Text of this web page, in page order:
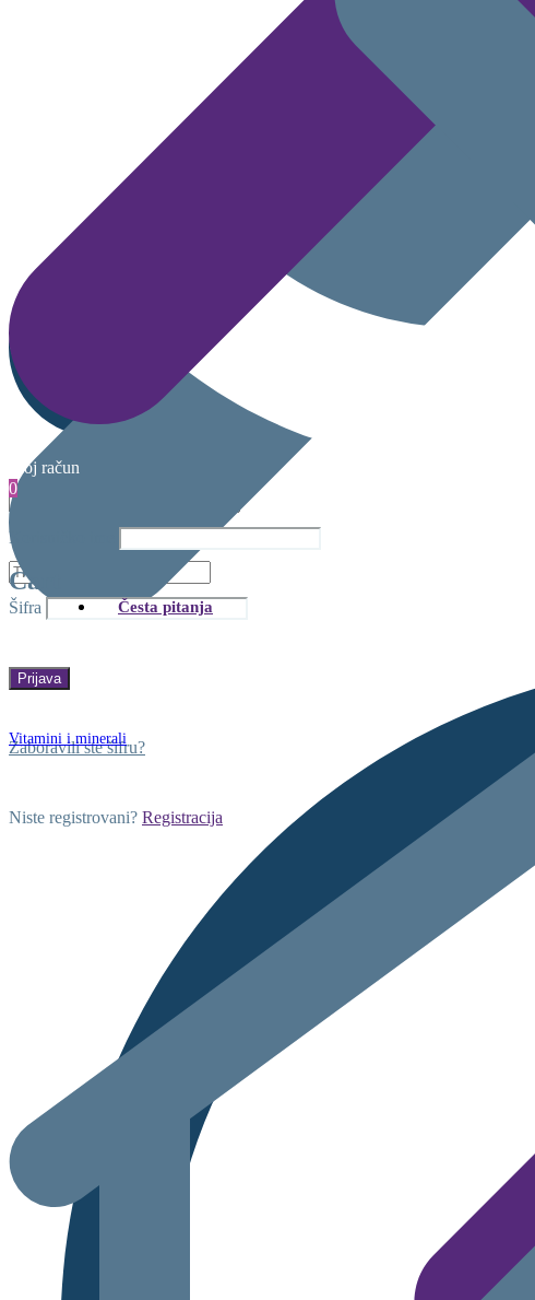
Moj račun
Korisničko ime
Šifra
Zaboravili ste šifru?
Niste registrovani? Registracija
Česta pitanja
0
Cart
Vitamini i minerali